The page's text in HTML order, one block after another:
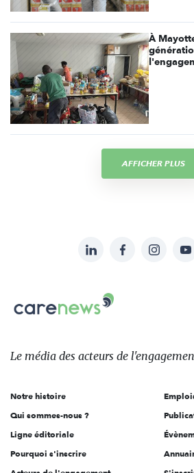
À
AFFICHER PLUS
sur:
LinkedInFacebook
Carenews,
Le
des
l'engagement
Le média des acteurs de
Notre histoire
Qui sommes-nous ?
Ligne éditoriale
Pourquoi s'inscrire